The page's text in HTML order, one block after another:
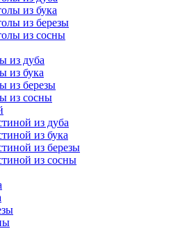
из бука
из березы
из сосны
из дуба
из бука
из березы
из сосны
из дуба
из бука
из березы
из сосны